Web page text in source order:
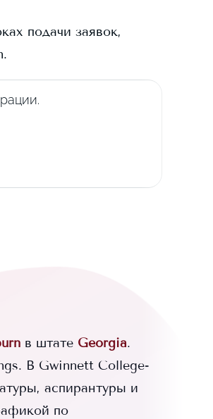
подачи заявок,
.
в штате Georgia.
В Gwinnett College-
аспирантуры и
по